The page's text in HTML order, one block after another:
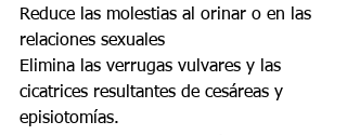
Reduce las molestias al orinar o en las
relaciones sexuales
Elimina las verrugas vulvares y las
cicatrices resultantes de cesáreas y
episiotomías.